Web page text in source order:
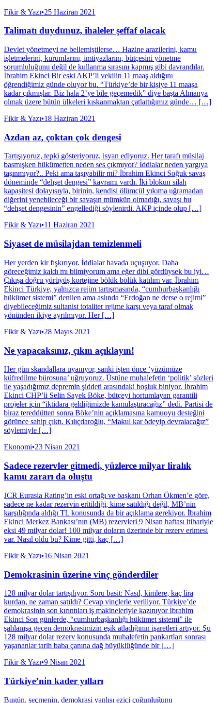
Fikir & Yazı•25 Haziran 2021
Talimatı duydunuz, ihaleler şeffaf olacak
Devlet yönetmeyi ne bellemiştilerse… Hazine arazilerini, kamu
işletmelerini, kurumlarını, imtiyazlarını, bütçesini yönetme
sorumluluğunu değil de kullanma sırasını kapmış gibi davrandılar.
İbrahim Ekinci Bir eski AKP’li vekilin 11 maaş aldığını
öğrendiğimiz günde oluyor bu. “Türkiye’de bir kişiye 11 maaşa
kadar çıkmışlar. Biz hala 2’ye bile geçemedik” diye başta Almanya
olmak üzere bütün ülkeleri kıskanmaktan çatlattığımız günde… […]
Fikir & Yazı•18 Haziran 2021
Azdan az, çoktan çok dengesi
Tartışıyoruz, tepki gösteriyoruz, isyan ediyoruz. Her tarafı müsilaj
basmışken hükümetten neden ses çıkmıyor? İddialar neden yargıya
taşınmıyor?.. Peki ama taşıyabilir mi? İbrahim Ekinci Soğuk savaş
döneminde “dehşet dengesi” kavramı vardı. İki blokun silah
kapasitesi dolayısıyla, birinin, kendisi ölümcül yıkıma uğramadan
diğerini yenebileceği bir savaşın mümkün olmadığı, savaşı bu
“dehşet dengesinin” engellediği söylenirdi. AKP içinde olup […]
Fikir & Yazı•11 Haziran 2021
Siyaset de müsilajdan temizlenmeli
Her yerden kir fışkırıyor. İddialar havada uçuşuyor. Daha
göreceğimiz kaldı mı bilmiyorum ama eğer dibi gördüysek bu iyi…
Çıkışa doğru yürüyüş kortejine bölük bölük katılım var. İbrahim
Ekinci Türkiye, yalnızca rejim tartışmasında, “cumhurbaşkanlığı
hükümet sistemi” denilen ama aslında “Erdoğan ne derse o rejimi”
diyebileceğimiz sultanist totaliter rejime karşı veya taraf olmak
yönünden ikiye ayrılmıyor. Her […]
Fikir & Yazı•28 Mayıs 2021
Ne yapacaksınız, çıkın açıklayın!
Her gün skandallara uyanıyor, sanki işten önce ‘yüzümüze
küfredilme bürosuna’ uğruyoruz. Üstüne muhalefetin ‘politik’ sözleri
ile yaşadığımız depremin şiddeti arasındaki boşluk biniyor. İbrahim
Ekinci CHP’li Selin Sayek Böke, bütçeyi hortumlayan garantili
projeler için “iktidara geldiğimizde kamulaştıracağız” dedi. Partisi de
biraz tereddütten sonra Böke’nin açıklamasına kamuoyu desteğini
görünce sahip çıktı. Kılıçdaroğlu, “Makul kar ödeyip devralacağız”
söylemiyle […]
Ekonomi•23 Nisan 2021
Sadece rezervler gitmedi, yüzlerce milyar liralık
kamu zararı da oluştu
JCR Eurasia Rating’in eski ortağı ve başkanı Orhan Ökmen’e göre,
sadece ne kadar rezervin eritildiği, kime satıldığı değil, MB’nin
karşılığında aldığı TL konusunda da bir açıklama gerekiyor. İbrahim
Ekinci Merkez Bankası’nın (MB) rezervleri 9 Nisan haftası itibariyle
eksi 49 milyar dolar! 100 milyar doların üzerinde bir rezerv erimesi
var. Nasıl oldu bu? Kime gitti, kaç […]
Fikir & Yazı•16 Nisan 2021
Demokrasinin üzerine vinç gönderdiler
128 milyar dolar tartışılıyor. Soru basit: Nasıl, kimlere, kaç lira
kurdan, ne zaman satıldı? Cevap vinçlerle veriliyor. Türkiye’de
demokrasinin son kırıntıları iş makineleriyle kazınıyor İbrahim
Ekinci Son günlerde, “cumhurbaşkanlığı hükümet sistemi” ile
şahlanışa geçen demokrasimizin eşik atladığının işaretleri artıyor. Şu
128 milyar dolar rezerv konusunda muhalefetin pankartları sonrası
yaşananlar tarih baba çanına dağ büyüklüğünde bir […]
Fikir & Yazı•9 Nisan 2021
Türkiye’nin kader yılları
Bugün, seçmenin, demokrasi yanlısı ezici çoğunluğunu